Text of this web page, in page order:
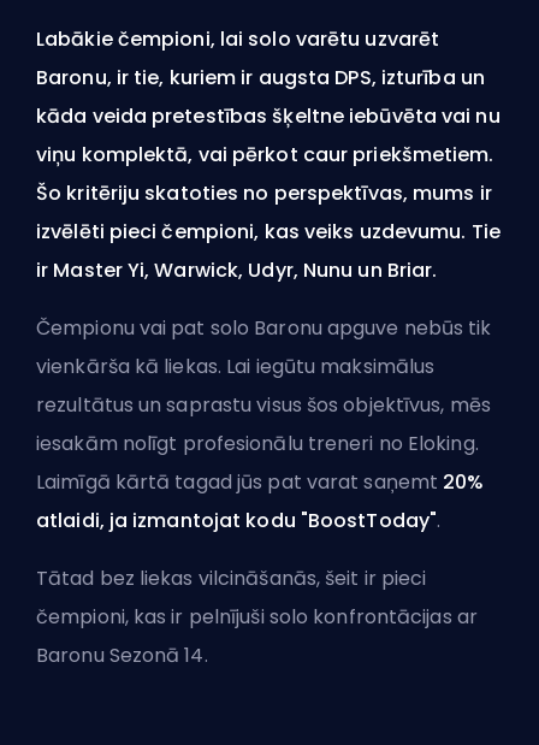
Labākie čempioni, lai solo varētu uzvarēt
Baronu, ir tie, kuriem ir augsta DPS, izturība un
kāda veida pretestības šķeltne iebūvēta vai nu
viņu komplektā, vai pērkot caur priekšmetiem.
Šo kritēriju skatoties no perspektīvas, mums ir
izvēlēti pieci čempioni, kas veiks uzdevumu. Tie
ir Master Yi, Warwick, Udyr, Nunu un Briar.
Čempionu vai pat solo Baronu apguve nebūs tik
vienkārša kā liekas. Lai iegūtu maksimālus
rezultātus un saprastu visus šos objektīvus, mēs
iesakām nolīgt profesionālu treneri no Eloking.
Laimīgā kārtā tagad jūs pat varat saņemt 20%
atlaidi, ja izmantojat kodu "BoostToday".
Tātad bez liekas vilcināšanās, šeit ir pieci
čempioni, kas ir pelnījuši solo konfrontācijas ar
Baronu Sezonā 14.